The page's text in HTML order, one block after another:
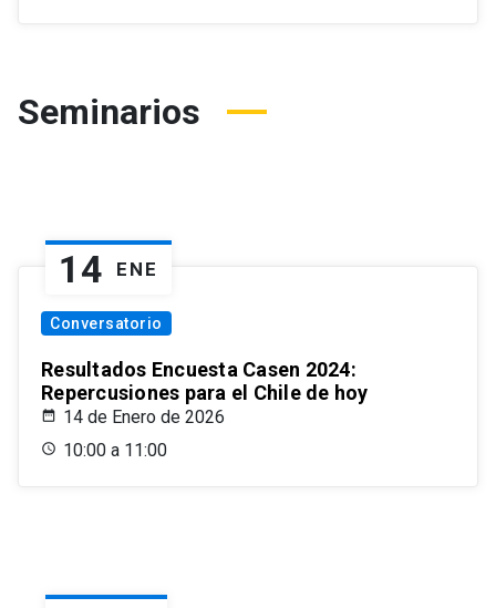
Seminarios
14 ENE
Conversatorio
Resultados Encuesta Casen 2024:
Repercusiones para el Chile de hoy
14 de Enero de 2026
10:00 a 11:00